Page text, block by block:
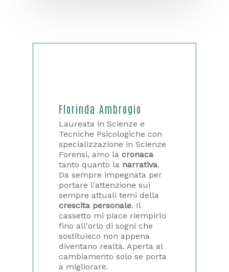
Florinda Ambrogio
Laureata in Scienze e
Tecniche Psicologiche con
specializzazione in Scienze
Forensi, amo la cronaca
tanto quanto la narrativa.
Da sempre impegnata per
portare l'attenzione sui
sempre attuali temi della
crescita personale. Il
cassetto mi piace riempirlo
fino all'orlo di sogni che
sostituisco non appena
diventano realtà. Aperta al
cambiamento solo se porta
a migliorare.